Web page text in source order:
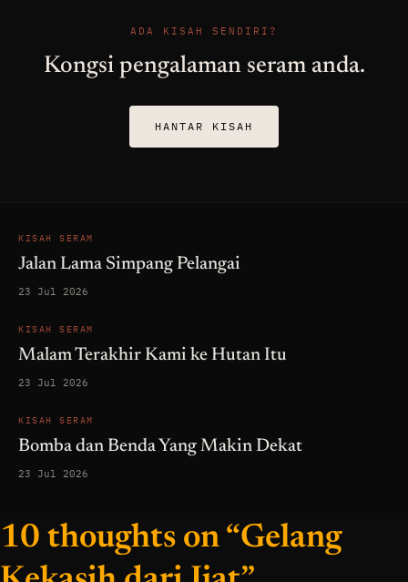
ADA KISAH SENDIRI?
Kongsi pengalaman seram anda.
HANTAR KISAH
KISAH SERAM
Jalan Lama Simpang Pelangai
23 Jul 2026
KISAH SERAM
Malam Terakhir Kami ke Hutan Itu
23 Jul 2026
KISAH SERAM
Bomba dan Benda Yang Makin Dekat
23 Jul 2026
10 thoughts on “Gelang